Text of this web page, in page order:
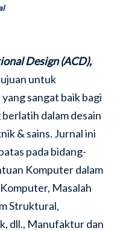
Design (ACD),
untuk
sangat baik bagi
dalam desain
& sains. Jurnal ini
pada bidang-
Komputer dalam
Masalah
Struktural,
dll., Manufaktur dan